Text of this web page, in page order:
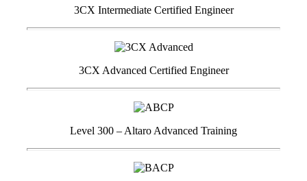
3CX Intermediate Certified Engineer
3CX Advanced Certified Engineer
Level 300 – Altaro Advanced Training